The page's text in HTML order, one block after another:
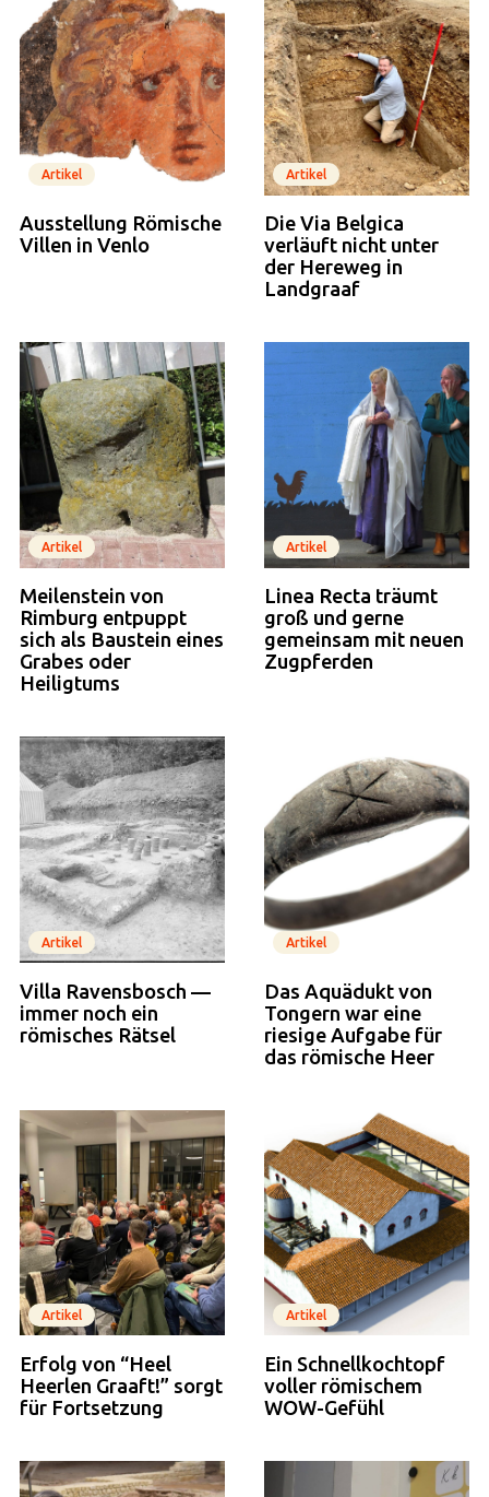
Artikel
Ausstellung Römische
Villen in Venlo
Artikel
Die Via Belgica
verläuft nicht unter
der Hereweg in
Landgraaf
Artikel
Meilenstein von
Rimburg entpuppt
sich als Baustein eines
Grabes oder
Heiligtums
Artikel
Linea Recta träumt
groß und gerne
gemeinsam mit neuen
Zugpferden
Artikel
Villa Ravensbosch —
immer noch ein
römisches Rätsel
Artikel
Das Aquädukt von
Tongern war eine
riesige Aufgabe für
das römische Heer
Artikel
Erfolg von “Heel
Heerlen Graaft!” sorgt
für Fortsetzung
Artikel
Ein Schnellkochtopf
voller römischem
WOW-Gefühl